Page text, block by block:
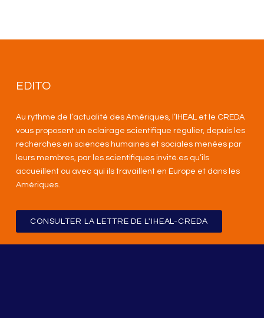
EDITO
Au rythme de l’actualité des Amériques, l’IHEAL et le CREDA
vous proposent un éclairage scientifique régulier, depuis les
recherches en sciences humaines et sociales menées par
leurs membres, par les scientifiques invité.es qu’ils
accueillent ou avec qui ils travaillent en Europe et dans les
Amériques.
CONSULTER LA LETTRE DE L'IHEAL-CREDA